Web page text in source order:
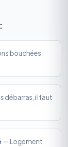
bouchées
débarras, il faut
— Logement